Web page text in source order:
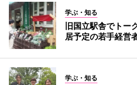
学ぶ・知る
旧国立駅舎でト
居予定の若手経営
学ぶ・知る